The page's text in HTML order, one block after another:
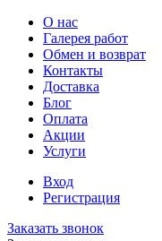
О нас
Галерея работ
Обмен и возврат
Контакты
Доставка
Блог
Оплата
Акции
Услуги
Вход
Регистрация
Заказать звонок